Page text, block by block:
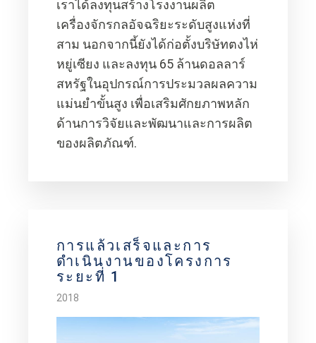
เราได้ลงทุนสร้างโรงงานผลิต
เครื่องจักรกลอัจฉริยะระดับสูงแห่งที่
สาม นอกจากนี้ยังได้ก่อตั้งบริษัทตงไห่
หยู่เซียง และลงทุน 65 ล้านดอลลาร์
สหรัฐในอุปกรณ์การประมวลผลความ
แม่นยำขั้นสูง เพื่อเสริมศักยภาพหลัก
ด้านการวิจัยและพัฒนาและการผลิต
ของผลิตภัณฑ์.
การแล้วเสร็จและการ
ดำเนินงานของโครงการ
ระยะที่ 1
2018